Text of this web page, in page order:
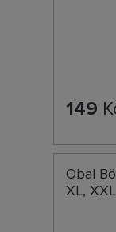
149
Obal
XL, XXL